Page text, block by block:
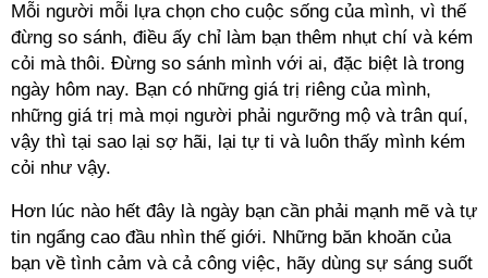
Mỗi người mỗi lựa chọn cho cuộc sống của mình, vì thế
đừng so sánh, điều ấy chỉ làm bạn thêm nhụt chí và kém
cỏi mà thôi. Đừng so sánh mình với ai, đặc biệt là trong
ngày hôm nay. Bạn có những giá trị riêng của mình,
những giá trị mà mọi người phải ngưỡng mộ và trân quí,
vậy thì tại sao lại sợ hãi, lại tự ti và luôn thấy mình kém
cỏi như vậy.
Hơn lúc nào hết đây là ngày bạn cần phải mạnh mẽ và tự
tin ngẩng cao đầu nhìn thế giới. Những băn khoăn của
bạn về tình cảm và cả công việc, hãy dùng sự sáng suốt